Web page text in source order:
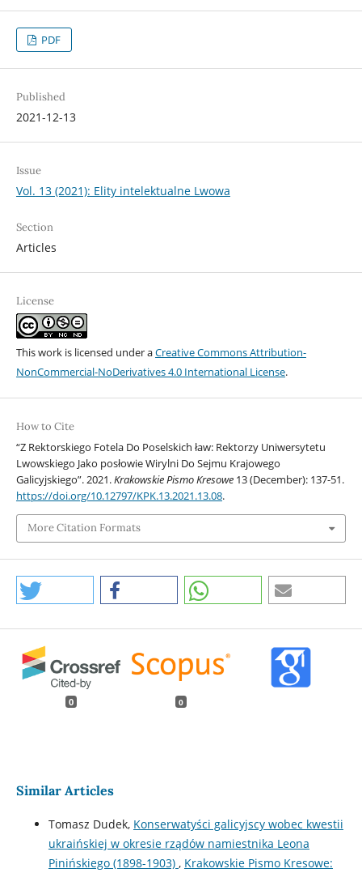
PDF
Published
2021-12-13
Issue
Vol. 13 (2021): Elity intelektualne Lwowa
Section
Articles
License
This work is licensed under aCreative Commons Attribution-
NonCommercial-NoDerivatives 4.0 International License.
How to Cite
“Z Rektorskiego Fotela Do Poselskich ław: Rektorzy Uniwersytetu
Lwowskiego Jako posłowie Wirylni Do Sejmu Krajowego
Galicyjskiego”. 2021.Krakowskie Pismo Kresowe13 (December): 137-51.
https://doi.org/10.12797/KPK.13.2021.13.08.
More Citation Formats
0 0
Similar Articles
Tomasz Dudek, Konserwatyści galicyjscy wobec kwestii
ukraińskiej w okresie rządów namiestnika Leona
Pinińskiego (1898-1903) , Krakowskie Pismo Kresowe: